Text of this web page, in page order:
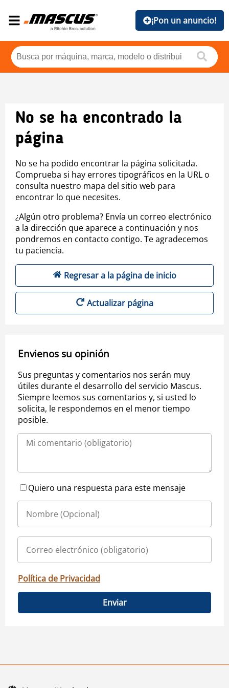
¡Pon un anuncio!
No se ha encontrado la
página
No se ha podido encontrar la página solicitada.
Comprueba si hay errores tipográficos en la URL o
consulta nuestro mapa del sitio web para
encontrar lo que necesites.
¿Algún otro problema? Envía un correo electrónico
a la dirección que aparece a continuación y nos
pondremos en contacto contigo. Te agradecemos
tu paciencia.
Regresar a la página de inicio
Actualizar página
Envienos su opinión
Sus preguntas y comentarios nos serán muy
útiles durante el desarrollo del servicio Mascus.
Siempre leemos sus comentarios y, si usted lo
solicita, le respondemos en el menor tiempo
posible.
Quiero una respuesta para este mensaje
Política de Privacidad
Enviar